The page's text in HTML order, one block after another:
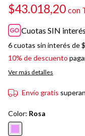
$43.018,20 con
Cuotas SIN
6cuotas sin interés de
10% de descuento
Ver más detalles
Envío gratis
Color: Rosa